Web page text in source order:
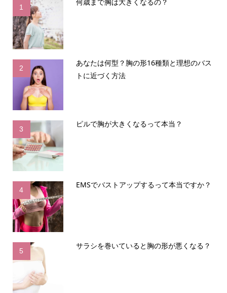
1
何歳まで胸は大きくなるの？
2
あなたは何型？胸の形16種類と理想のバス
トに近づく方法
3
ピルで胸が大きくなるって本当？
4
EMSでバストアップするって本当ですか？
5
サラシを巻いていると胸の形が悪くなる？